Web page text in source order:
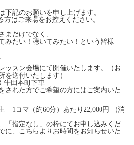
下記のお願いを申し上げます。
方はご来場をお控えください。
まだけでなく、
みたい！聴いてみたい！という皆様
ッスン会場にて開催いたします。（お
を送付いたします）
牛田本町下車
された方でご希望の方にはご案内いた
1コマ（約60分）あたり22,000円 （消
「指定なし」の枠にてお申し込みくだ
に、こちらよりお時間をお知らせいた